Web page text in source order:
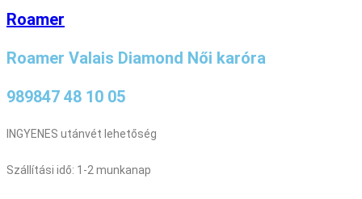
Roamer
Roamer Valais Diamond Női karóra
989847 48 10 05
INGYENES utánvét lehetőség
Szállítási idő: 1-2 munkanap